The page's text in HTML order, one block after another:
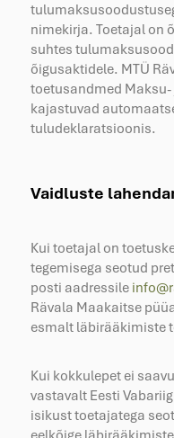
nimekirja. Toetajal on
suhtes
õigusaktidele. MTÜ
toetusandmed
kajastuvad
tuludeklaratsioonis.
Vaidluste
Kui toetajal on
tegemisega seotud
posti aadressile
Rävala Maakaitse
esmalt läbirääkimiste
Kui kokkulepet ei
vastavalt Eesti
isikust toetajatega